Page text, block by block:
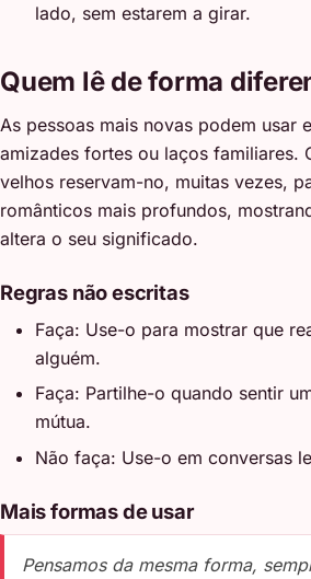
lado, sem estarem a girar.
Quem lê de forma
As pessoas mais novas podem usar
amizades fortes ou laços familiares.
velhos reservam-no, muitas vezes,
românticos mais profundos,
altera o seu significado.
Regras não escritas
Faça: Use-o para mostrar que
alguém.
Faça: Partilhe-o quando sentir
mútua.
Não faça: Use-o em conversas
Mais formas de usar
Pensamos da mesma forma,